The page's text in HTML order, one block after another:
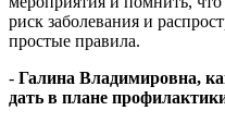
риск заболевания и
простые правила.
- Галина Владимировна,
дать в плане